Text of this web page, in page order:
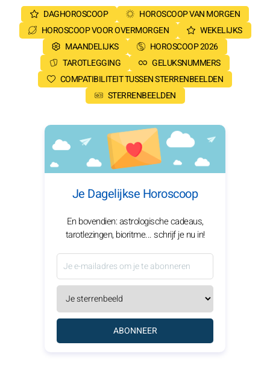
DAGHOROSCOOP
HOROSCOOP VAN MORGEN
HOROSCOOP VOOR OVERMORGEN
WEKELIJKS
MAANDELIJKS
HOROSCOOP 2026
TAROTLEGGING
GELUKSNUMMERS
COMPATIBILITEIT TUSSEN STERRENBEELDEN
STERRENBEELDEN
Je Dagelijkse Horoscoop
En bovendien: astrologische cadeaus,
tarotlezingen, bioritme... schrijf je nu in!
ABONNEER